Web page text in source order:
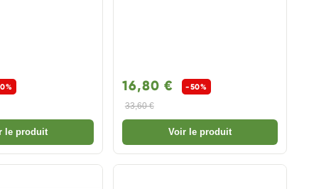
le produit
16,80 €
-50%
33,60 €
Voir le produit